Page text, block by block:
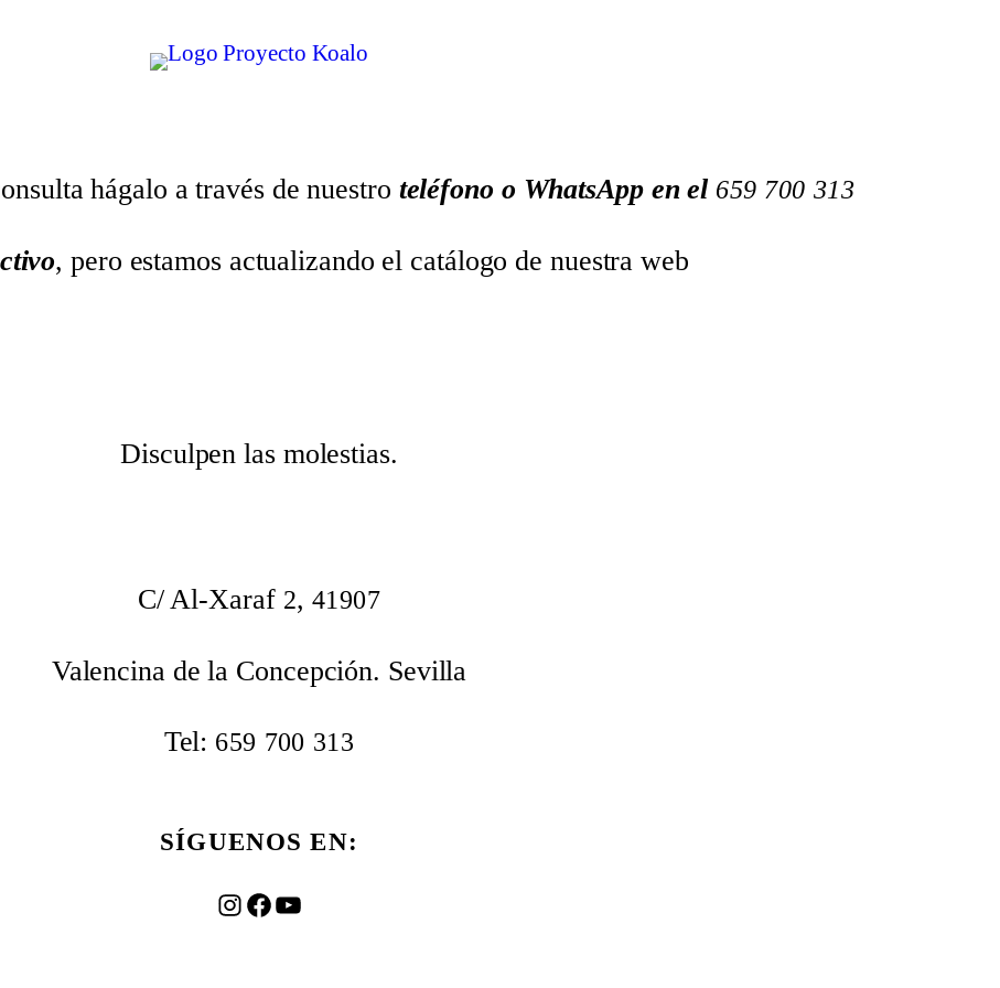
hágalo a través de nuestro teléfono o WhatsApp en el 659 700 313
, pero estamos actualizando el catálogo de nuestra web
Disculpen las molestias.
C/ Al-Xaraf 2, 41907
Valencina de la Concepción. Sevilla
Tel: 659 700 313
SÍGUENOS EN:
Instagram
Facebook
YouTube